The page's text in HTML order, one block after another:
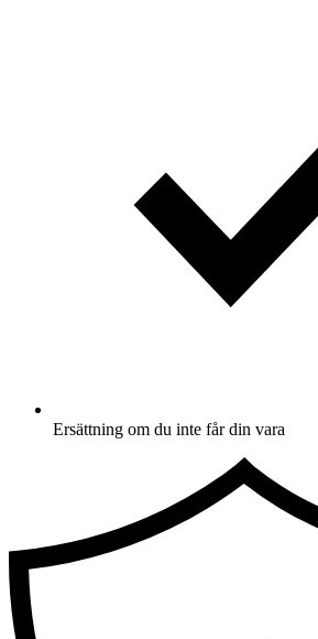
Ersättning om du inte får din vara